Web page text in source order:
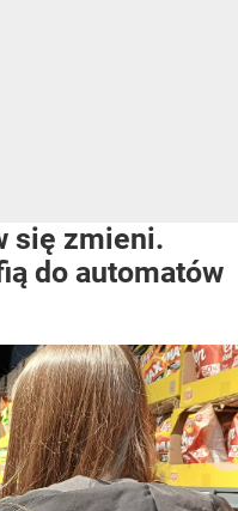
się zmieni.
do automatów